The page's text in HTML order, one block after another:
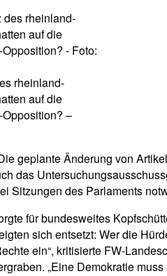
rheinland-
auf die
–
geplante Änderung von
das
Sitzungen des Parlaments
für bundesweites
sich entsetzt: Wer die
ein“, kritisierte FW-
„Eine Demokratie